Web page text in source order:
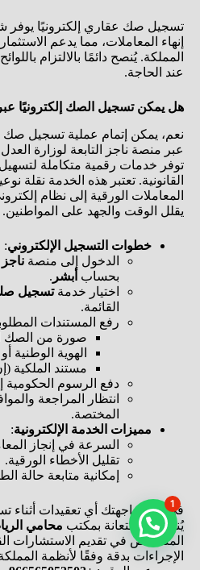
تسجيل صك عقاري إلكترونيًا
إنهاء المعاملات، مما يدعم
المملكة. يُنصح دائمًا بالالتزام
عند الحاجة.
هل يمكن تسجيل الصك إلكترونيًا
نعم، يمكن إتمام عملية تسجيل صك
عبر منصة ناجز التابعة لوزارة
توفر خدمات رقمية متكاملة لتسهيل
القانونية. تعتبر هذه الخدمة نقلة
المعاملات الورقية إلى نظام
يقلل الوقت والجهد على المواطنين.
خطوات التسجيل الإلكتروني:
الدخول إلى منصة ناجز
بحساب أبشر .
اختيار خدمةتسجيل
القائمة.
رفع المستندات
صورة من الصك
الهوية الوطنية
مستند الملكية
دفع الرسوم الحكومية
انتظار المراجعة
المختصة.
مميزات الخدمة الإلكترونية:
السرعة في إنجاز
تقليل الأخطاء الورقية.
إمكانية متابعة حالة
في حال واجهتك أي تعقيدات
يُنصح بالاستعانة بمكتب محامي
المتخصص في تقديم الاستشارات
الإجراءات بدقة وفقًا لأنظمة
1